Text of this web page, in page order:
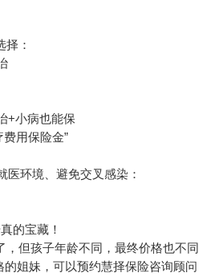
：
+小病也能保
费用保险金”
医环境、避免交叉感染：
的宝藏！
，但孩子年龄不同，最终价格也不同
姐妹，可以预约慧择保险咨询顾问